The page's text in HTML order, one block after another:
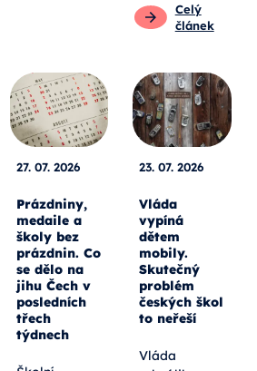
Celý
článek
27. 07. 2026
Prázdniny,
medaile a
školy bez
prázdnin. Co
se dělo na
jihu Čech v
posledních
třech
týdnech
23. 07. 2026
Vláda
vypíná
dětem
mobily.
Skutečný
problém
českých škol
to neřeší
Vláda